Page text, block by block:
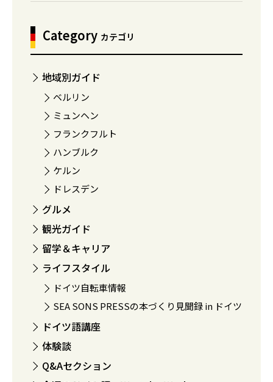
Category カテゴリ
地域別ガイド
ベルリン
ミュンヘン
フランクフルト
ハンブルク
ケルン
ドレスデン
グルメ
観光ガイド
留学＆キャリア
ライフスタイル
ドイツ自転車情報
SEA SONS PRESSの本づくり見聞録 in ドイツ
ドイツ語講座
体験談
Q&Aセクション